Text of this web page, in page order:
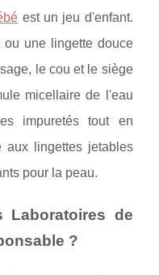
est un jeu d'enfant.
une lingette douce
le cou et le siège
micellaire de l'eau
impuretés tout en
aux lingettes jetables
pour la peau.
Laboratoires de
?